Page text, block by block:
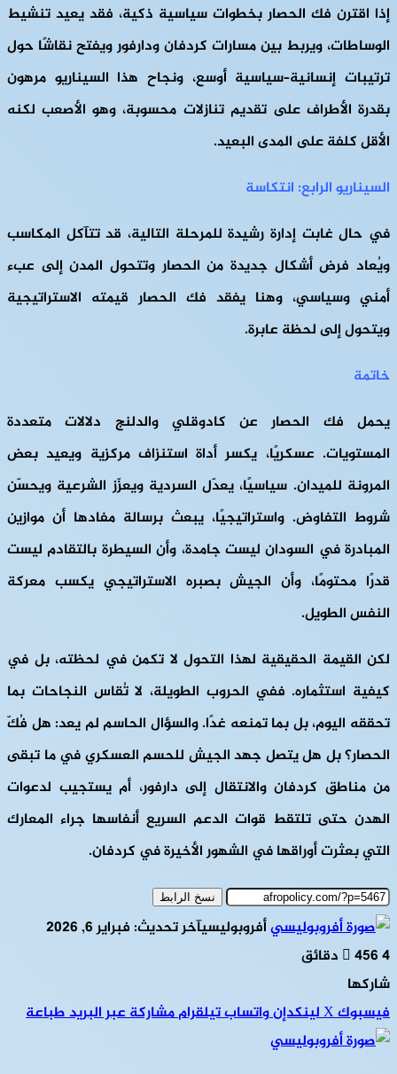
إذا اقترن فك الحصار بخطوات سياسية ذكية، فقد يعيد تنشيط
الوساطات، ويربط بين مسارات كردفان ودارفور ويفتح نقاشًا حول
ترتيبات إنسانية–سياسية أوسع، ونجاح هذا السيناريو مرهون
بقدرة الأطراف على تقديم تنازلات محسوبة، وهو الأصعب لكنه
الأقل كلفة على المدى البعيد.
السيناريو الرابع: انتكاسة
في حال غابت إدارة رشيدة للمرحلة التالية، قد تتآكل المكاسب
ويُعاد فرض أشكال جديدة من الحصار وتتحول المدن إلى عبء
أمني وسياسي، وهنا يفقد فك الحصار قيمته الاستراتيجية
ويتحول إلى لحظة عابرة.
خاتمة
يحمل فك الحصار عن كادوقلي والدلنج دلالات متعددة
المستويات. عسكريًا، يكسر أداة استنزاف مركزية ويعيد بعض
المرونة للميدان. سياسيًا، يعدّل السردية ويعزّز الشرعية ويحسّن
شروط التفاوض. واستراتيجيًا، يبعث برسالة مفادها أن موازين
المبادرة في السودان ليست جامدة، وأن السيطرة بالتقادم ليست
قدرًا محتومًا، وأن الجيش بصبره الاستراتيجي يكسب معركة
النفس الطويل.
لكن القيمة الحقيقية لهذا التحول لا تكمن في لحظته، بل في
كيفية استثماره. ففي الحروب الطويلة، لا تُقاس النجاحات بما
تحققه اليوم، بل بما تمنعه غدًا. والسؤال الحاسم لم يعد: هل فُكّ
الحصار؟ بل هل يتصل جهد الجيش للحسم العسكري في ما تبقى
من مناطق كردفان والانتقال إلى دارفور، أم يستجيب لدعوات
الهدن حتى تلتقط قوات الدعم السريع أنفاسها جراء المعارك
التي بعثرت أوراقها في الشهور الأخيرة في كردفان.
نسخ الرابط
أفروبوليسيآخر تحديث: فبراير 6, 2026
4564 دقائق
شاركها
فيسبوك‫Xلينكدإنواتسابتيلقراممشاركة عبر البريدطباعة